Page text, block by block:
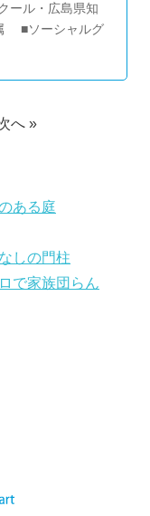
ール・広島県知
■ソーシャルグ
へ »
ある庭
しの門柱
で家族団らん